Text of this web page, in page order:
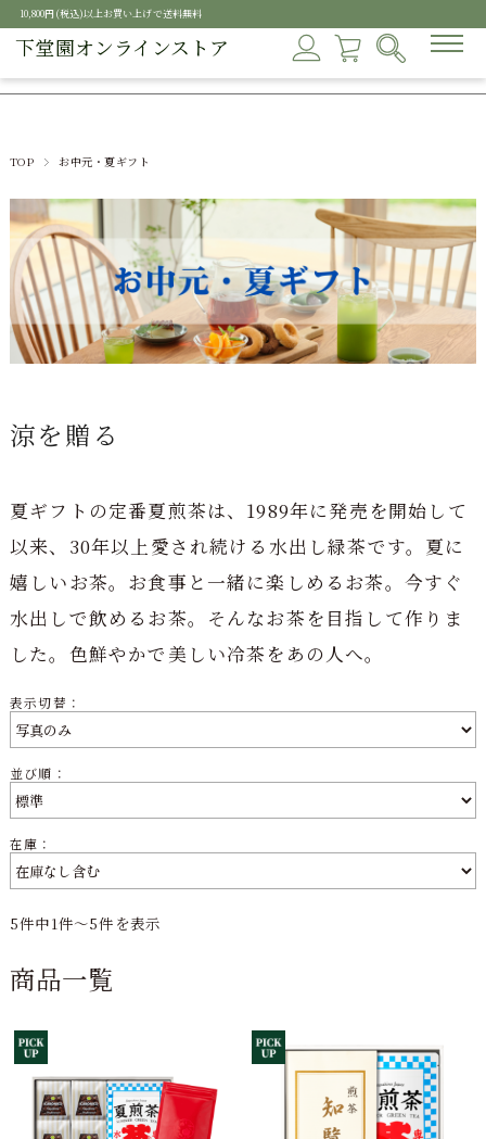
下堂園オンラインストア
10,800円(税込)以上お買い上げで送料無料
TOP お中元・夏ギフト
涼を贈る
夏ギフトの定番夏煎茶は、1989年に発売を開始して
以来、30年以上愛され続ける水出し緑茶です。夏に
嬉しいお茶。お食事と一緒に楽しめるお茶。今すぐ
水出しで飲めるお茶。そんなお茶を目指して作りま
した。色鮮やかで美しい冷茶をあの人へ。
表示切替：
並び順：
在庫：
5件中1件～5件を表示
商品一覧